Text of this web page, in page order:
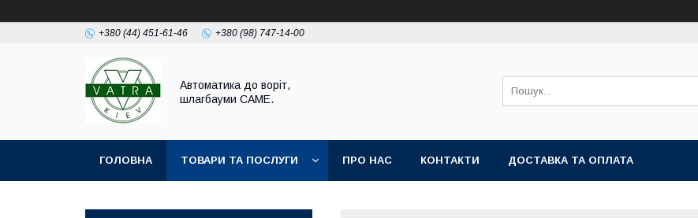
+380 (44) 451-61-46 +380 (98) 747-14-00
Автоматика до воріт,
шлагбауми CAME.
ГОЛОВНА ТОВАРИ ТА ПОСЛУГИ ПРО НАС КОНТАКТИ ДОСТАВКА ТА ОПЛАТА